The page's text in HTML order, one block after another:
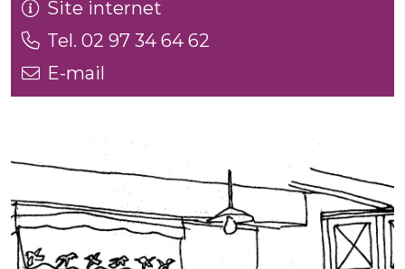
Site internet
Tel. 02 97 34 64 62
E-mail